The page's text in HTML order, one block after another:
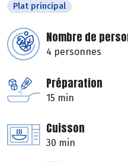
Plat principal
Nombre de
4 personnes
Préparation
15 min
Cuisson
30 min